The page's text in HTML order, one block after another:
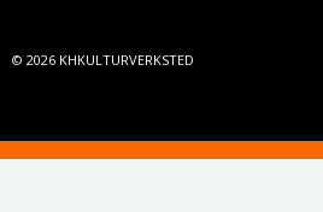
© 2026 KHKULTURVERKSTED